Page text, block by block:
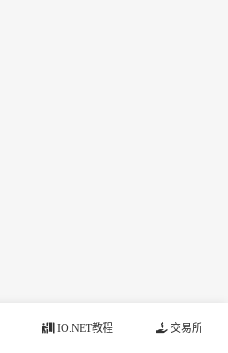
IO.NET教程 交易所